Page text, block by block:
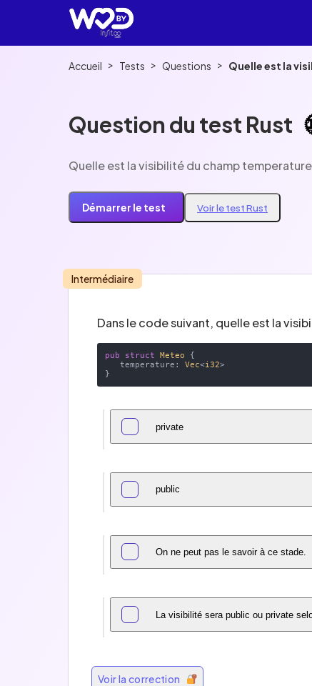
Accueil > Tests > Questions > Quelle est la
Question du test Rust
Quelle est la visibilité du champ
Démarrer le test Voir le test Rust
Intermédiaire
Dans le code suivant, quelle est la
pub struct Meteo {
   temperature:
Vec<i32>
private
public
On ne peut pas le savoir à ce stade.
La visibilité sera public ou private
Voir la correction